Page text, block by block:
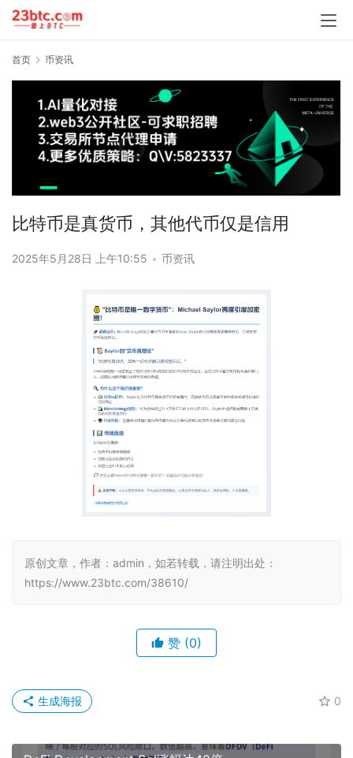
首页 币资讯
比特币是真货币，其他代币仅是信用
2025年5月28日 上午10:55 • 币资讯
原创文章，作者：admin，如若转载，请注明出处：
https://www.23btc.com/38610/
赞 (0)
0
生成海报